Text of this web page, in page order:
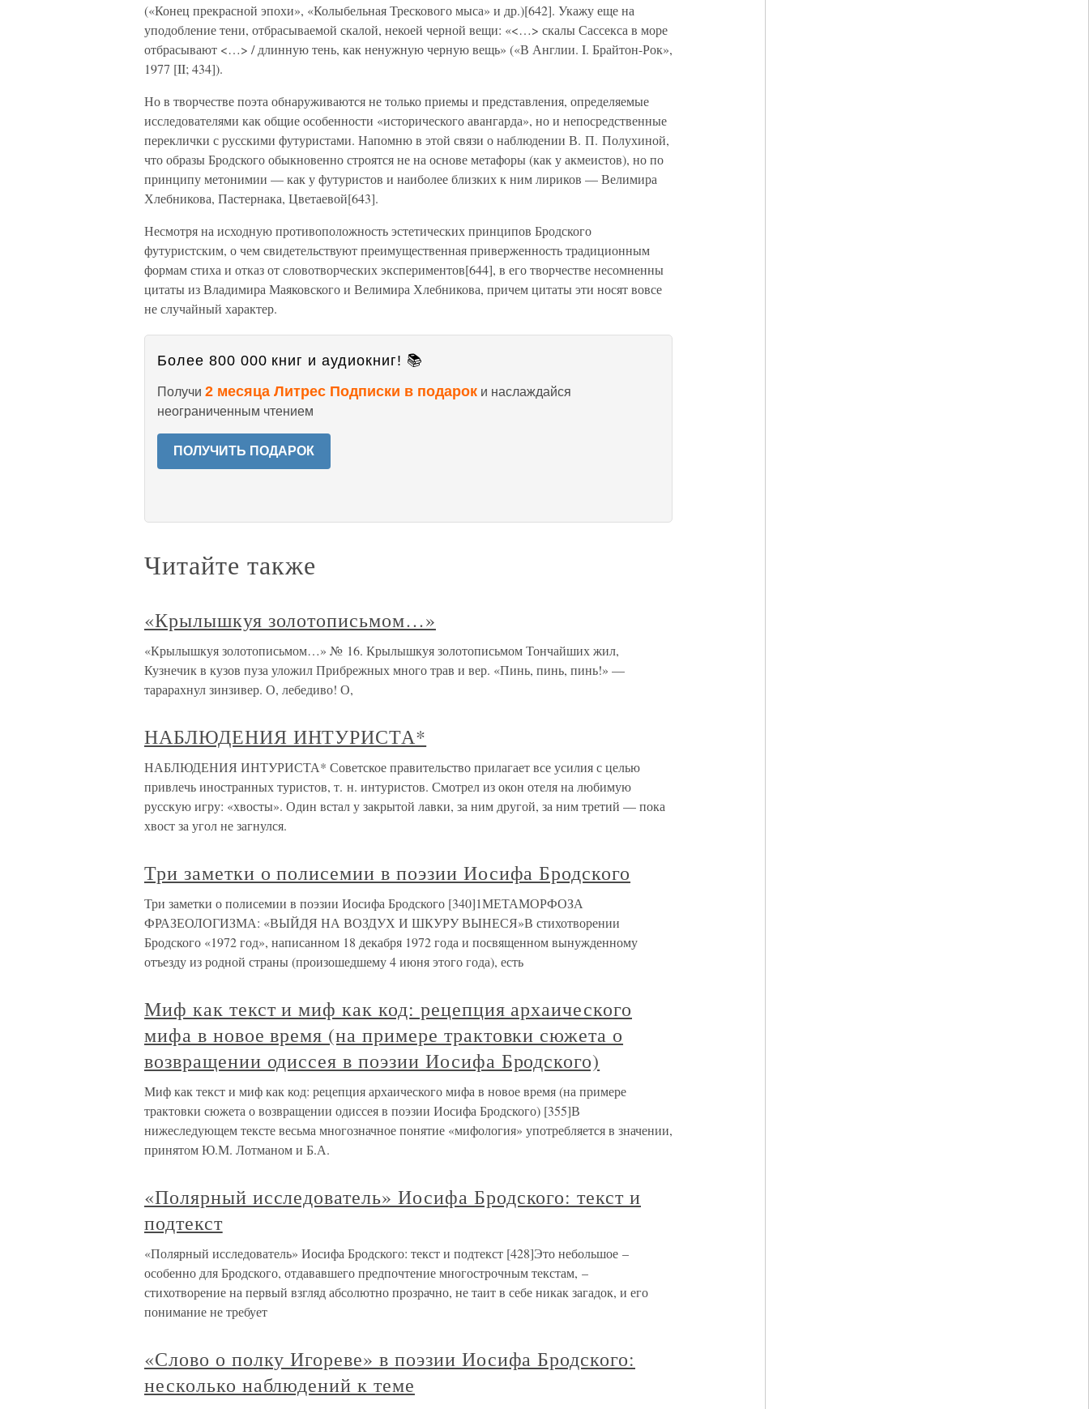
(«Конец прекрасной эпохи», «Колыбельная Трескового мыса» и др.)[642]. Укажу еще на
уподобление тени, отбрасываемой скалой, некоей черной вещи: «<…> скалы Сассекса в море
отбрасывают <…> / длинную тень, как ненужную черную вещь» («В Англии. I. Брайтон-Рок»,
1977 [II; 434]).
Но в творчестве поэта обнаруживаются не только приемы и представления, определяемые
исследователями как общие особенности «исторического авангарда», но и непосредственные
переклички с русскими футуристами. Напомню в этой связи о наблюдении В. П. Полухиной,
что образы Бродского обыкновенно строятся не на основе метафоры (как у акмеистов), но по
принципу метонимии — как у футуристов и наиболее близких к ним лириков — Велимира
Хлебникова, Пастернака, Цветаевой[643].
Несмотря на исходную противоположность эстетических принципов Бродского
футуристским, о чем свидетельствуют преимущественная приверженность традиционным
формам стиха и отказ от словотворческих экспериментов[644], в его творчестве несомненны
цитаты из Владимира Маяковского и Велимира Хлебникова, причем цитаты эти носят вовсе
не случайный характер.
Более 800 000 книг и аудиокниг! 📚
Получи 2 месяца Литрес Подписки в подарок и наслаждайся
неограниченным чтением
ПОЛУЧИТЬ ПОДАРОК
Читайте также
«Крылышкуя золотописьмом…»
«Крылышкуя золотописьмом…» № 16. Крылышкуя золотописьмом Тончайших жил,
Кузнечик в кузов пуза уложил Прибрежных много трав и вер. «Пинь, пинь, пинь!» —
тарарахнул зинзивер. О, лебедиво! О,
НАБЛЮДЕНИЯ ИНТУРИСТА*
НАБЛЮДЕНИЯ ИНТУРИСТА* Советское правительство прилагает все усилия с целью
привлечь иностранных туристов, т. н. интуристов. Смотрел из окон отеля на любимую
русскую игру: «хвосты». Один встал у закрытой лавки, за ним другой, за ним третий — пока
хвост за угол не загнулся.
Три заметки о полисемии в поэзии Иосифа Бродского
Три заметки о полисемии в поэзии Иосифа Бродского [340]1МЕТАМОРФОЗА
ФРАЗЕОЛОГИЗМА: «ВЫЙДЯ НА ВОЗДУХ И ШКУРУ ВЫНЕСЯ»В стихотворении
Бродского «1972 год», написанном 18 декабря 1972 года и посвященном вынужденному
отъезду из родной страны (произошедшему 4 июня этого года), есть
Миф как текст и миф как код: рецепция архаического
мифа в новое время (на примере трактовки сюжета о
возвращении одиссея в поэзии Иосифа Бродского)
Миф как текст и миф как код: рецепция архаического мифа в новое время (на примере
трактовки сюжета о возвращении одиссея в поэзии Иосифа Бродского) [355]В
нижеследующем тексте весьма многозначное понятие «мифология» употребляется в значении,
принятом Ю.М. Лотманом и Б.А.
«Полярный исследователь» Иосифа Бродского: текст и
подтекст
«Полярный исследователь» Иосифа Бродского: текст и подтекст [428]Это небольшое –
особенно для Бродского, отдававшего предпочтение многострочным текстам, –
стихотворение на первый взгляд абсолютно прозрачно, не таит в себе никак загадок, и его
понимание не требует
«Слово о полку Игореве» в поэзии Иосифа Бродского:
несколько наблюдений к теме